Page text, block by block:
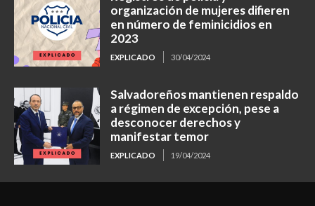
organización de mujeres difieren
en número de feminicidios en
2023
EXPLICADO 30/04/2024
Salvadoreños mantienen respaldo
a régimen de excepción, pese a
desconocer derechos y
manifestar temor
EXPLICADO 19/04/2024